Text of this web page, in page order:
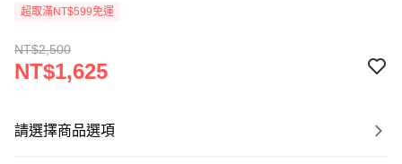
超取滿NT$599免運
NT$2,500
NT$1,625
請選擇商品選項